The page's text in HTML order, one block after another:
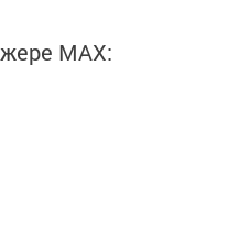
MАХ: